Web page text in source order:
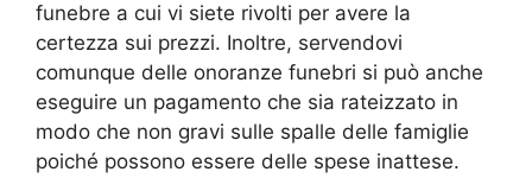
funebre a cui vi siete rivolti per avere la
certezza sui prezzi. Inoltre, servendovi
comunque delle onoranze funebri si può anche
eseguire un pagamento che sia rateizzato in
modo che non gravi sulle spalle delle famiglie
poiché possono essere delle spese inattese.